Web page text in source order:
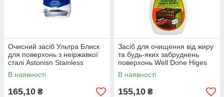
Очисний засіб Ультра Блиск
для поверхонь з неіржавкої
сталі Astonisn Stainless
Still&Shine 750 мл.
В наявності
165,10 ₴
Засіб для очищення від жиру
та будь-яких забруднень
поверхонь Well Done Higes
Zsiroldo 650 мл
В наявності
155,10 ₴